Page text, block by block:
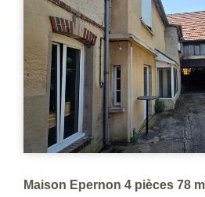
Maison Epernon 4 pièces 78